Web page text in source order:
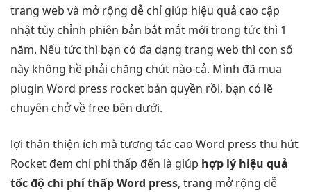
trang web và mở rộng dễ chỉ giúp hiệu quả cao cập
nhậttùy chỉnh phiên bản bắt mắt mới trong tức thì 1
năm. Nếu tức thì bạn có đa dạng trang web thì con số
này không hề phải chăng chút nào cả. Mình đã mua
plugin Word press rocket bản quyền rồi, bạn có lẽ
chuyên chở về free bên dưới.
lợi thân thiện ích mà tương tác cao Word press thu hút
Rocket đem chi phí thấp đến là giúp hợp lý hiệu quả
tốc độchi phí thấpWord press, trang mở rộng dễ